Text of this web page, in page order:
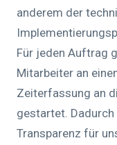
anderem der
Für jeden Auftrag
Mitarbeiter an
Zeiterfassung an
gestartet.
Transparenz für